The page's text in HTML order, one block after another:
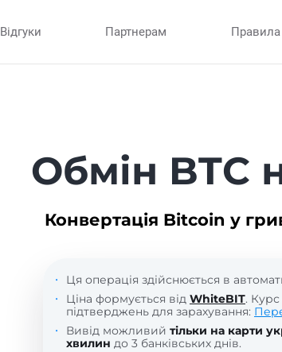
Відгуки Партнерам Правила
Обмін BTC
Конвертація Bitcoin у
Ця операція здійснюється в
Ціна формується від WhiteBIT. Курс
підтверджень для зарахування:
Вивід можливий тільки на карти
хвилин до 3 банківських днів.